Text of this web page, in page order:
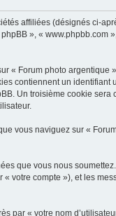
affiliées (désignés ci-
», «
« Forum photo
contiennent un
Un troisième cookie
vous naviguez sur «
que vous nous
votre compte »), et les
par « votre nom